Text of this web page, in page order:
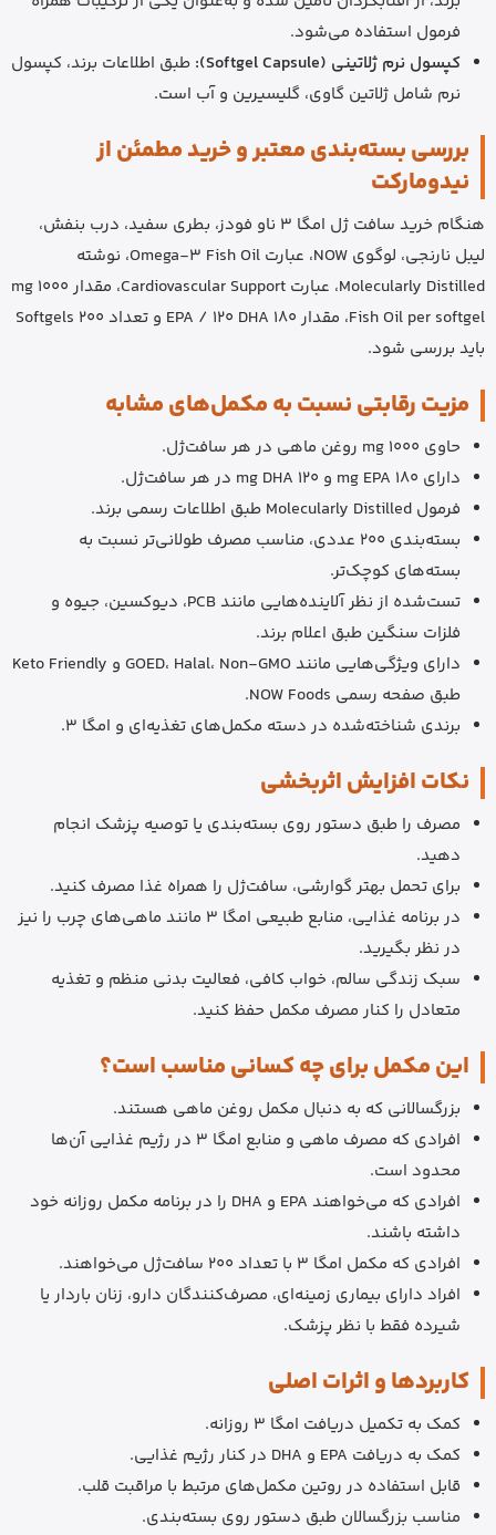
فرمول استفاده می‌شود.
کپسول نرم ژلاتینی (Softgel Capsule):
طبق اطلاعات برند، کپسول
نرم شامل ژلاتین گاوی، گلیسیرین و آب است.
بررسی بسته‌بندی معتبر و خرید مطمئن از
نیدومارکت
هنگام خرید سافت ژل امگا 3 ناو فودز، بطری سفید، درب بنفش،
لیبل نارنجی، لوگوی NOW، عبارت Omega-3 Fish Oil، نوشته
Molecularly Distilled، عبارت Cardiovascular Support، مقدار 1000 mg
Fish Oil per softgel، مقدار 180 EPA / 120 DHA و تعداد 200 Softgels
باید بررسی شود.
مزیت رقابتی نسبت به مکمل‌های مشابه
حاوی 1000 mg روغن ماهی در هر سافت‌ژل.
دارای 180 mg EPA و 120 mg DHA در هر سافت‌ژل.
فرمول Molecularly Distilled طبق اطلاعات رسمی برند.
بسته‌بندی 200 عددی، مناسب مصرف طولانی‌تر نسبت به
بسته‌های کوچک‌تر.
تست‌شده از نظر آلاینده‌هایی مانند PCB، دیوکسین، جیوه و
فلزات سنگین طبق اعلام برند.
دارای ویژگی‌هایی مانند GOED، Halal، Non-GMO و Keto Friendly
طبق صفحه رسمی NOW Foods.
برندی شناخته‌شده در دسته مکمل‌های تغذیه‌ای و امگا 3.
نکات افزایش اثربخشی
مصرف را طبق دستور روی بسته‌بندی یا توصیه پزشک انجام
دهید.
برای تحمل بهتر گوارشی، سافت‌ژل را همراه غذا مصرف کنید.
در برنامه غذایی، منابع طبیعی امگا 3 مانند ماهی‌های چرب را نیز
در نظر بگیرید.
سبک زندگی سالم، خواب کافی، فعالیت بدنی منظم و تغذیه
متعادل را کنار مصرف مکمل حفظ کنید.
این مکمل برای چه کسانی مناسب است؟
بزرگسالانی که به دنبال مکمل روغن ماهی هستند.
افرادی که مصرف ماهی و منابع امگا 3 در رژیم غذایی آن‌ها
محدود است.
افرادی که می‌خواهند EPA و DHA را در برنامه مکمل روزانه خود
داشته باشند.
افرادی که مکمل امگا 3 با تعداد 200 سافت‌ژل می‌خواهند.
افراد دارای بیماری زمینه‌ای، مصرف‌کنندگان دارو، زنان باردار یا
شیرده فقط با نظر پزشک.
کاربردها و اثرات اصلی
کمک به تکمیل دریافت امگا 3 روزانه.
کمک به دریافت EPA و DHA در کنار رژیم غذایی.
قابل استفاده در روتین مکمل‌های مرتبط با مراقبت قلب.
مناسب بزرگسالان طبق دستور روی بسته‌بندی.